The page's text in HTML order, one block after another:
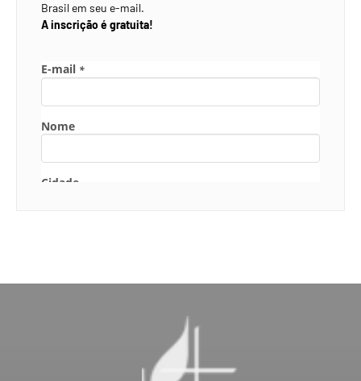
Brasil em seu e-mail.
A inscrição é gratuita!